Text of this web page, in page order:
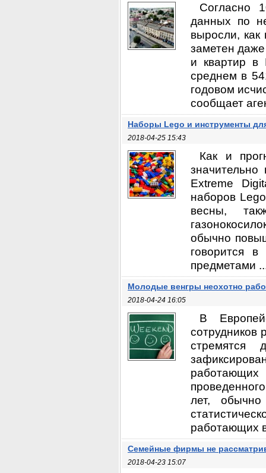
Согласно
данных по
выросли, как
заметен
и квартир в
среднем в
годовом
сообщает
Наборы Lego и инструменты
2018-04-25 15:43
Как и
Extreme
наборов
весны,
обычно
говорится
предметами
Молодые венгры неохотно
2018-04-24 16:05
В
стремятся
лет,
работающих
Семейные фирмы не
2018-04-23 15:07